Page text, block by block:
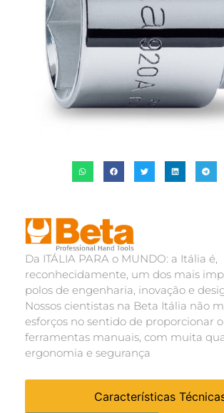
Da ITÁLIA PARA o MUNDO: a Itália é,
reconhecidamente, um dos mais
polos de engenharia, inovação e
Nossos cientistas na Beta Itália não
esforços no sentido de proporcionar
ferramentas manuais, com muita
ergonomia e segurança
Características